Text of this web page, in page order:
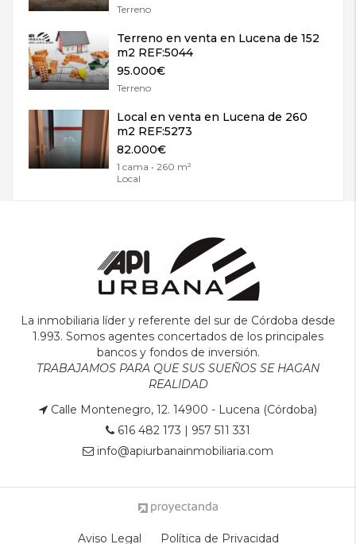
Terreno
Terreno en venta en Lucena de 152
m2 REF:5044
95.000€
Terreno
Local en venta en Lucena de 260
m2 REF:5273
82.000€
1 cama • 260 m²
Local
La inmobiliaria líder y referente del sur de Córdoba desde
1.993. Somos agentes concertados de los principales
bancos y fondos de inversión.
TRABAJAMOS PARA QUE SUS SUEÑOS SE HAGAN
REALIDAD
Calle Montenegro, 12. 14900 - Lucena (Córdoba)
616 482 173 | 957 511 331
info@apiurbanainmobiliaria.com
Aviso Legal Política de Privacidad